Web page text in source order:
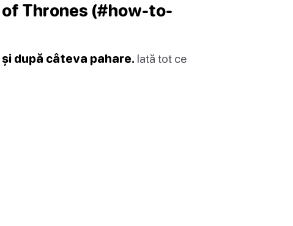
of Thrones (#how-to-
după câteva pahare. Iată tot ce